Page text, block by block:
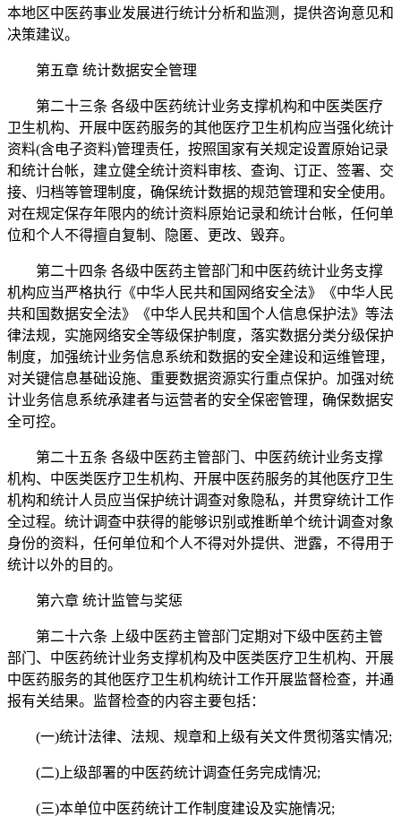
本地区中医药事业发展进行统计分析和监测，提供咨询意见和
决策建议。
第五章 统计数据安全管理
第二十三条 各级中医药统计业务支撑机构和中医类医疗
卫生机构、开展中医药服务的其他医疗卫生机构应当强化统计
资料(含电子资料)管理责任，按照国家有关规定设置原始记录
和统计台帐，建立健全统计资料审核、查询、订正、签署、交
接、归档等管理制度，确保统计数据的规范管理和安全使用。
对在规定保存年限内的统计资料原始记录和统计台帐，任何单
位和个人不得擅自复制、隐匿、更改、毁弃。
第二十四条 各级中医药主管部门和中医药统计业务支撑
机构应当严格执行《中华人民共和国网络安全法》《中华人民
共和国数据安全法》《中华人民共和国个人信息保护法》等法
律法规，实施网络安全等级保护制度，落实数据分类分级保护
制度，加强统计业务信息系统和数据的安全建设和运维管理，
对关键信息基础设施、重要数据资源实行重点保护。加强对统
计业务信息系统承建者与运营者的安全保密管理，确保数据安
全可控。
第二十五条 各级中医药主管部门、中医药统计业务支撑
机构、中医类医疗卫生机构、开展中医药服务的其他医疗卫生
机构和统计人员应当保护统计调查对象隐私，并贯穿统计工作
全过程。统计调查中获得的能够识别或推断单个统计调查对象
身份的资料，任何单位和个人不得对外提供、泄露，不得用于
统计以外的目的。
第六章 统计监管与奖惩
第二十六条 上级中医药主管部门定期对下级中医药主管
部门、中医药统计业务支撑机构及中医类医疗卫生机构、开展
中医药服务的其他医疗卫生机构统计工作开展监督检查，并通
报有关结果。监督检查的内容主要包括：
(一)统计法律、法规、规章和上级有关文件贯彻落实情况;
(二)上级部署的中医药统计调查任务完成情况;
(三)本单位中医药统计工作制度建设及实施情况;